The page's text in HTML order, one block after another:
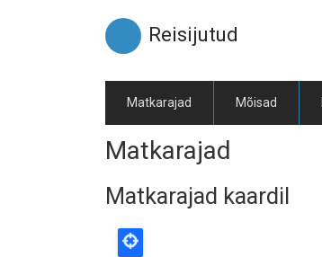
Reisijutud
Matkarajad Mõisad
Matkarajad
Matkarajad kaardil